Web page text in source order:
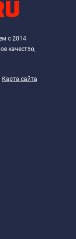
с 2014
качество,
Карта сайта